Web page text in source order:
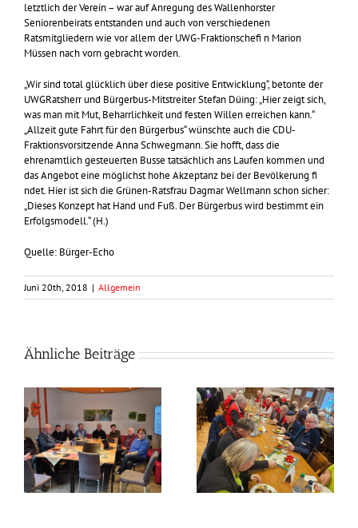
letztlich der Verein – war auf Anregung des Wallenhorster
Seniorenbeirats entstanden und auch von verschiedenen
Ratsmitgliedern wie vor allem der UWG-Fraktionschefi n Marion
Müssen nach vorn gebracht worden.
„Wir sind total glücklich über diese positive Entwicklung“, betonte der
UWGRatsherr und Bürgerbus-Mitstreiter Stefan Düing: „Hier zeigt sich,
was man mit Mut, Beharrlichkeit und festen Willen erreichen kann.“
„Allzeit gute Fahrt für den Bürgerbus“ wünschte auch die CDU-
Fraktionsvorsitzende Anna Schwegmann. Sie hofft, dass die
ehrenamtlich gesteuerten Busse tatsächlich ans Laufen kommen und
das Angebot eine möglichst hohe Akzeptanz bei der Bevölkerung fi
ndet. Hier ist sich die Grünen-Ratsfrau Dagmar Wellmann schon sicher:
„Dieses Konzept hat Hand und Fuß. Der Bürgerbus wird bestimmt ein
Erfolgsmodell.“ (H.)
Quelle: Bürger-Echo
Juni 20th, 2018 | Allgemein
Ähnliche Beiträge
Frühlingszeit –
Grünkohlzeit?